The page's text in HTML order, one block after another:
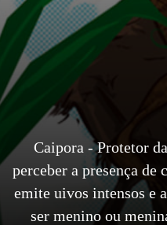
Caipora - Protetor
perceber a presença de
emite uivos intensos e
ser menino ou